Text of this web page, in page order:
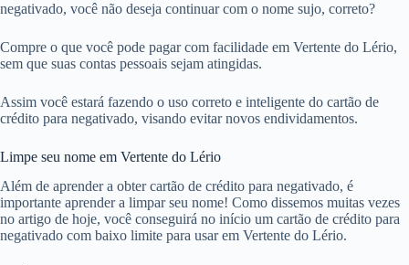
negativado, você não deseja continuar com o nome sujo, correto?
Compre o que você pode pagar com facilidade em Vertente do Lério,
sem que suas contas pessoais sejam atingidas.
Assim você estará fazendo o uso correto e inteligente do cartão de
crédito para negativado, visando evitar novos endividamentos.
Limpe seu nome em Vertente do Lério
Além de aprender a obter cartão de crédito para negativado, é
importante aprender a limpar seu nome! Como dissemos muitas vezes
no artigo de hoje, você conseguirá no início um cartão de crédito para
negativado com baixo limite para usar em Vertente do Lério.